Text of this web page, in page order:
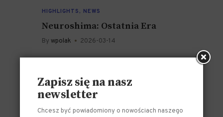
HIGHLIGHTS , NEWS
Neuroshima: Ostatnia Era
By wpolak 2026-03-14
Zapisz się na nasz
newsletter
Chcesz być powiadomiony o nowościach naszego